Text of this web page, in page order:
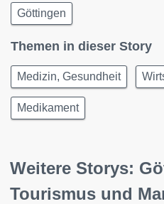
Göttingen
Themen in dieser Story
Medizin, Gesundheit
Medikament
Weitere Storys:
Tourismus und